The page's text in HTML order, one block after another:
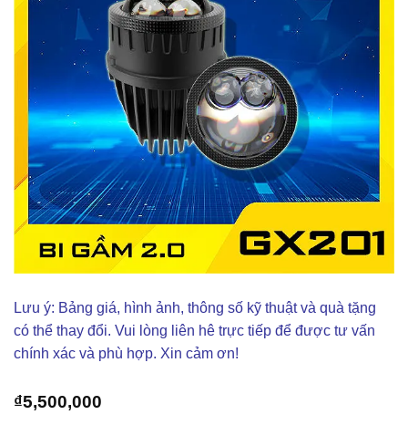
Lưu ý: Bảng giá, hình ảnh, thông số kỹ thuật và quà tặng
có thể thay đổi. Vui lòng liên hê trực tiếp để được tư vấn
chính xác và phù hợp. Xin cảm ơn!
₫5,500,000